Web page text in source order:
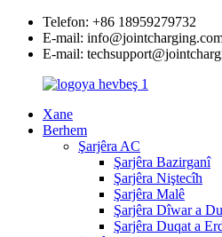
Telefon: +86 18959279732
E-mail:
E-mail:
Xane
Berhem
Şarjêra AC
Şarjêra Bazirganî
Şarjêra Niştecîh
Şarjêra Malê
Şarjêra Dîwar a
Şarjêra Duqat a